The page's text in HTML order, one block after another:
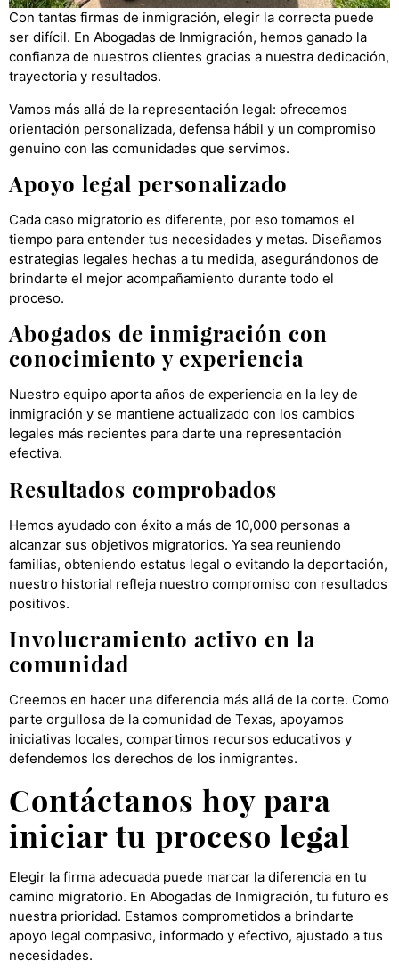
Con tantas firmas de inmigración, elegir la correcta puede
ser difícil. En Abogadas de Inmigración, hemos ganado la
confianza de nuestros clientes gracias a nuestra dedicación,
trayectoria y resultados.
Vamos más allá de la representación legal: ofrecemos
orientación personalizada, defensa hábil y un compromiso
genuino con las comunidades que servimos.
Apoyo legal personalizado
Cada caso migratorio es diferente, por eso tomamos el
tiempo para entender tus necesidades y metas. Diseñamos
estrategias legales hechas a tu medida, asegurándonos de
brindarte el mejor acompañamiento durante todo el
proceso.
Abogados de inmigración con
conocimiento y experiencia
Nuestro equipo aporta años de experiencia en la ley de
inmigración y se mantiene actualizado con los cambios
legales más recientes para darte una representación
efectiva.
Resultados comprobados
Hemos ayudado con éxito a más de 10,000 personas a
alcanzar sus objetivos migratorios. Ya sea reuniendo
familias, obteniendo estatus legal o evitando la deportación,
nuestro historial refleja nuestro compromiso con resultados
positivos.
Involucramiento activo en la
comunidad
Creemos en hacer una diferencia más allá de la corte. Como
parte orgullosa de la comunidad de Texas, apoyamos
iniciativas locales, compartimos recursos educativos y
defendemos los derechos de los inmigrantes.
Contáctanos hoy para
iniciar tu proceso legal
Elegir la firma adecuada puede marcar la diferencia en tu
camino migratorio. En Abogadas de Inmigración, tu futuro es
nuestra prioridad. Estamos comprometidos a brindarte
apoyo legal compasivo, informado y efectivo, ajustado a tus
necesidades.